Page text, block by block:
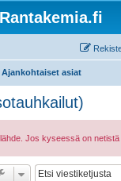
Rantakemia.fi
Ajankohtaiset asiat
Jos kyseessä on netistä